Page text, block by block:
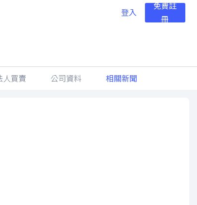
登入
免費註
冊
人買賣 公司資料 相關新聞